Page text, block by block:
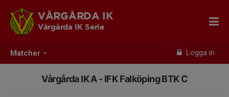
Matcher Logga in
VÅRGÅRDA IK
Vårgårda IK Serie
Vårgårda IK A - IFK Falköping BTK C